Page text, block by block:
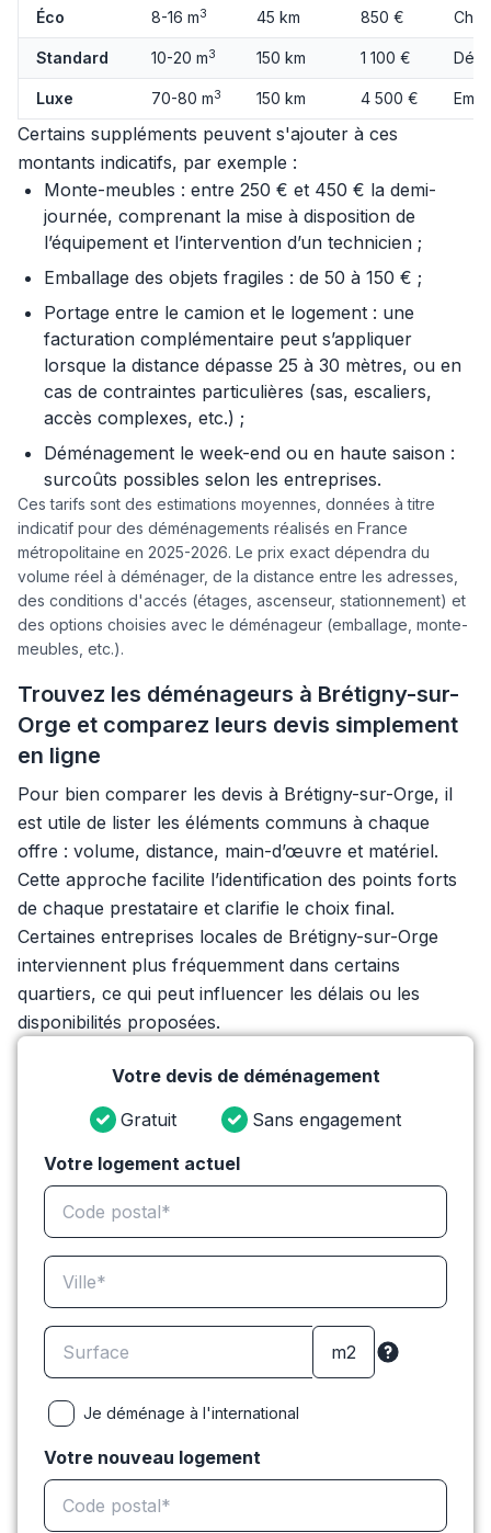
Éco 8-16 m3 45 km 850 €
Standard 10-20 m3 150 km 1 100 €
Luxe 70-80 m3 150 km 4 500 €
Certains suppléments peuvent s'ajouter à ces
montants indicatifs, par exemple :
Monte-meubles : entre 250 € et 450 € la demi-
journée, comprenant la mise à disposition de
l’équipement et l’intervention d’un technicien ;
Emballage des objets fragiles : de 50 à 150 € ;
Portage entre le camion et le logement : une
facturation complémentaire peut s’appliquer
lorsque la distance dépasse 25 à 30 mètres, ou en
cas de contraintes particulières (sas, escaliers,
accès complexes, etc.) ;
Déménagement le week-end ou en haute saison :
surcoûts possibles selon les entreprises.
Ces tarifs sont des estimations moyennes, données à titre
indicatif pour des déménagements réalisés en France
métropolitaine en 2025-2026. Le prix exact dépendra du
volume réel à déménager, de la distance entre les adresses,
des conditions d'accés (étages, ascenseur, stationnement) et
des options choisies avec le déménageur (emballage, monte-
meubles, etc.).
Trouvez les déménageurs à Brétigny-sur-
Orge et comparez leurs devis simplement
en ligne
Pour bien comparer les devis à Brétigny-sur-Orge, il
est utile de lister les éléments communs à chaque
offre : volume, distance, main-d’œuvre et matériel.
Cette approche facilite l’identification des points forts
de chaque prestataire et clarifie le choix final.
Certaines entreprises locales de Brétigny-sur-Orge
interviennent plus fréquemment dans certains
quartiers, ce qui peut influencer les délais ou les
disponibilités proposées.
Votre devis de déménagement
Gratuit
Sans engagement
Votre logement actuel
Je déménage à l'international
Votre nouveau logement